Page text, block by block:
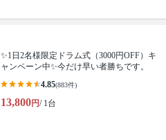
✨1日2名様限定ドラム式（3000円OFF）キ
ャンペーン中✨今だけ早い者勝ちです。
4.85(883件)
13,800円/ 1台